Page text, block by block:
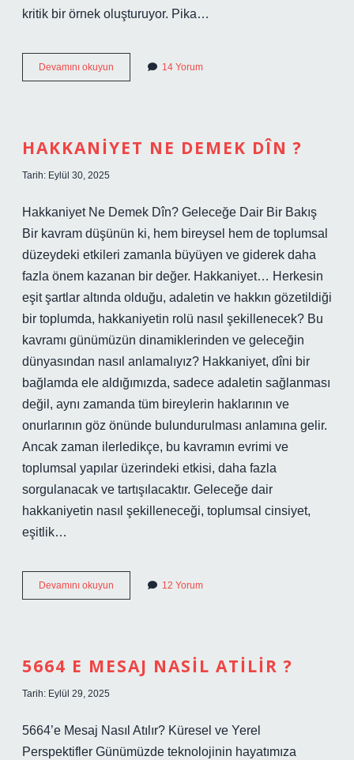
kritik bir örnek oluşturuyor. Pika…
Devamını okuyun Ineklerde
Pika
14 Yorum
HAKKANIYET NE DEMEK DÎN ?
Tarih: Eylül 30, 2025
Hakkaniyet Ne Demek Dîn? Geleceğe Dair Bir Bakış
Bir kavram düşünün ki, hem bireysel hem de toplumsal
düzeydeki etkileri zamanla büyüyen ve giderek daha
fazla önem kazanan bir değer. Hakkaniyet… Herkesin
eşit şartlar altında olduğu, adaletin ve hakkın gözetildiği
bir toplumda, hakkaniyetin rolü nasıl şekillenecek? Bu
kavramı günümüzün dinamiklerinden ve geleceğin
dünyasından nasıl anlamalıyız? Hakkaniyet, dîni bir
bağlamda ele aldığımızda, sadece adaletin sağlanması
değil, aynı zamanda tüm bireylerin haklarının ve
onurlarının göz önünde bulundurulması anlamına gelir.
Ancak zaman ilerledikçe, bu kavramın evrimi ve
toplumsal yapılar üzerindeki etkisi, daha fazla
sorgulanacak ve tartışılacaktır. Geleceğe dair
hakkaniyetin nasıl şekilleneceği, toplumsal cinsiyet,
eşitlik…
Devamını okuyun Hakkaniyet
ne
12 Yorum
5664 E MESAJ NASIL ATILIR ?
Tarih: Eylül 29, 2025
5664’e Mesaj Nasıl Atılır? Küresel ve Yerel
Perspektifler Günümüzde teknolojinin hayatımıza